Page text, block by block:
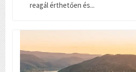
reagál érthetően és...